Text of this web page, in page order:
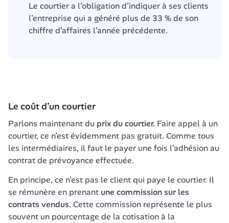
Le courtier a l’obligation d’indiquer à ses clients
l’entreprise qui a généré plus de 33 % de son
chiffre d’affaires l’année précédente.
Parlons maintenant du prix du courtier. Faire appel à un
courtier, ce n’est évidemment pas gratuit. Comme tous
les intermédiaires, il faut le payer une fois l’adhésion au
En principe, ce n’est pas le client qui paye le courtier. Il
se rémunère en prenant une commission sur les
contrats vendus. Cette commission représente le plus
souvent un pourcentage de la cotisation à la